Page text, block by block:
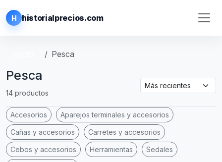
H historialprecios.com
Pesca
Pesca
14 productos
Accesorios Aparejos terminales y accesorios
Cañas y accesorios Carretes y accesorios
Cebos y accesorios Herramientas Sedales